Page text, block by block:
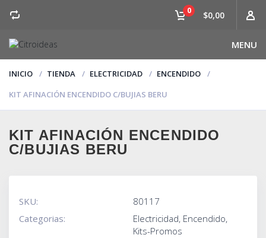
MENU
0 $0,00
INICIO TIENDA ELECTRICIDAD
ENCENDIDO
KIT AFINACIÓN ENCENDIDO C/BUJIAS BERU
KIT AFINACIÓN ENCENDIDO
C/BUJIAS BERU
SKU:
80117
Categorias:
Electricidad, Encendido,
Kits-Promos